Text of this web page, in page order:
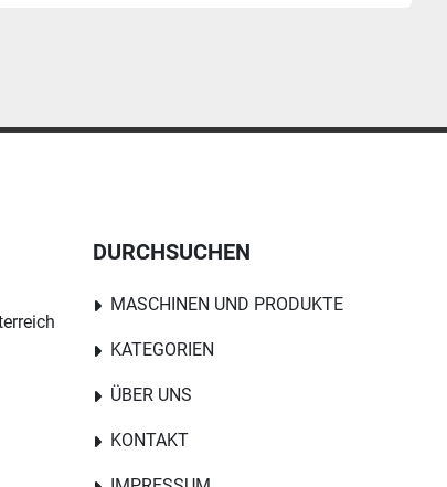
DURCHSUCHEN
MASCHINEN UND PRODUKTE
KATEGORIEN
ÜBER UNS
KONTAKT